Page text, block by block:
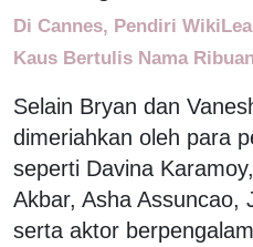
Di Cannes, Pendiri
Kaus Bertulis Nama
Selain Bryan dan
dimeriahkan oleh para
seperti Davina
Akbar, Asha Assuncao,
serta aktor